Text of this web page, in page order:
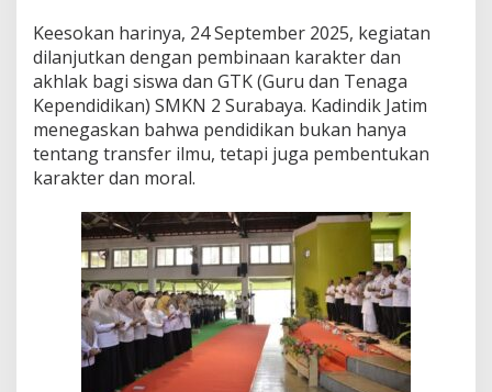
Keesokan harinya, 24 September 2025, kegiatan
dilanjutkan dengan pembinaan karakter dan
akhlak bagi siswa dan GTK (Guru dan Tenaga
Kependidikan) SMKN 2 Surabaya. Kadindik Jatim
menegaskan bahwa pendidikan bukan hanya
tentang transfer ilmu, tetapi juga pembentukan
karakter dan moral.